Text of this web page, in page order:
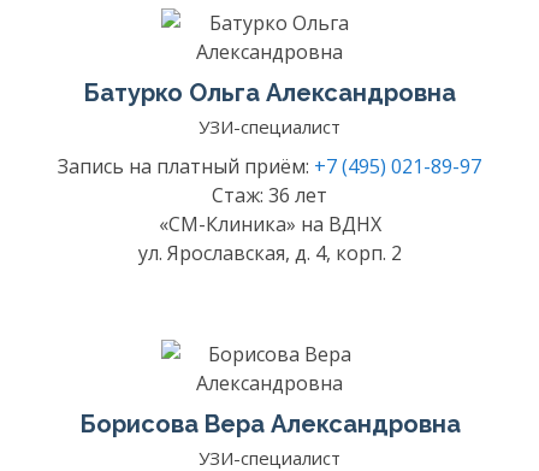
Батурко Ольга Александровна
УЗИ-специалист
Запись на платный приём: +7 (495) 021-89-97
Стаж: 36 лет
«СМ-Клиника» на ВДНХ
ул. Ярославская, д. 4, корп. 2
Борисова Вера Александровна
УЗИ-специалист